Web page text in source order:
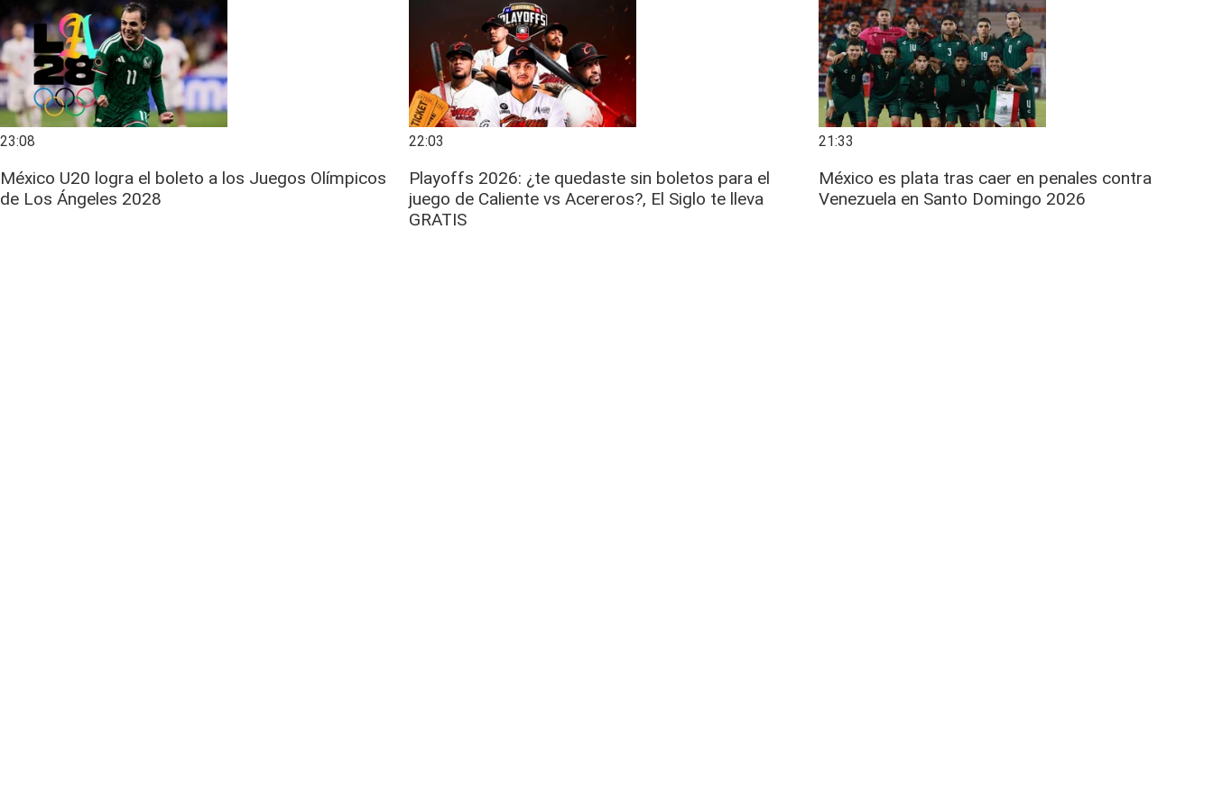
23:08
México U20 logra el boleto a los Juegos Olímpicos
de Los Ángeles 2028
22:03
Playoffs 2026: ¿te quedaste sin boletos para el
juego de Caliente vs Acereros?, El Siglo te lleva
GRATIS
21:33
México es plata tras caer en penales contra
Venezuela en Santo Domingo 2026